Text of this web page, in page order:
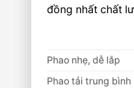
đồng nhất chất
Phao nhẹ, dễ lắp
Phao tải trung bình